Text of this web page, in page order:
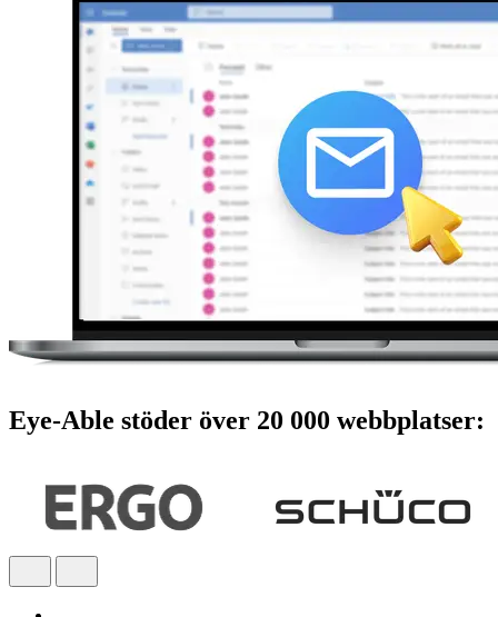
Eye-Able stöder över 20 000 webbplatser: